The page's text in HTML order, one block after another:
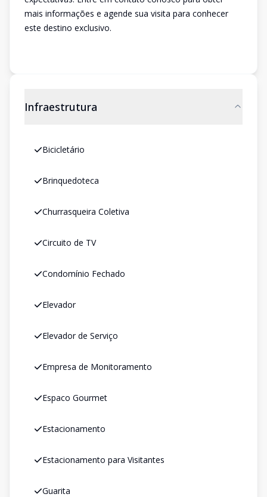
mais informações e agende sua visita para conhecer
este destino exclusivo.
Infraestrutura
Bicicletário
Brinquedoteca
Churrasqueira Coletiva
Circuito de TV
Condomínio Fechado
Elevador
Elevador de Serviço
Empresa de Monitoramento
Espaco Gourmet
Estacionamento
Estacionamento para Visitantes
Guarita